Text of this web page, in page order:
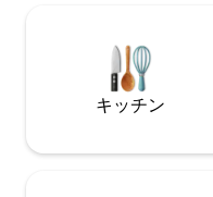
ーズンズホテルが販売す
サイズシモンズマットレ
レクションとラルフロー
イーンサイズエアマット
イレタリーを備えたスタ
キッチン